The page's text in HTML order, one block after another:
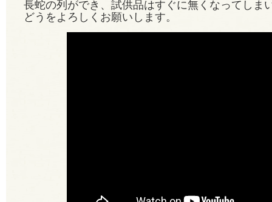
長蛇の列ができ、試供品はすぐに無くなってしま
どうをよろしくお願いします。